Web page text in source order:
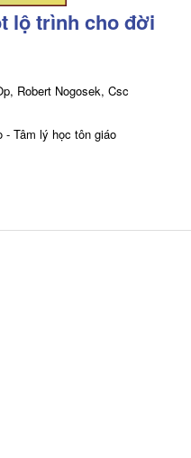
lộ trình cho đời
Robert Nogosek, Csc
- Tâm lý học tôn giáo